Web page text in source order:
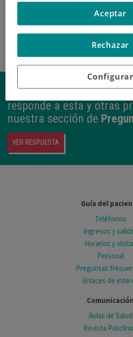
Dra. Jessica Otilia
Beneficios del
responde a esta y otras
nuestra sección de
VER RESPUESTA
Guía del
Teléfonos
Ingresos y
Horarios y
Personal
Preguntas
Enlaces de
Comunicación
Aulas de Salud
Revista
Configurar
Rechazar
Aceptar